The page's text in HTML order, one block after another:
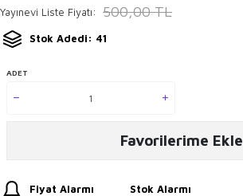
Yayınevi Liste Fiyatı: 500,00TL
Stok Adedi: 41
ADET
Favorilerime Ekle
Fiyat Alarmı Stok Alarmı